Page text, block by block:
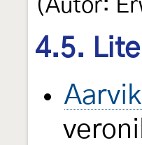
(Autor:
4.5.